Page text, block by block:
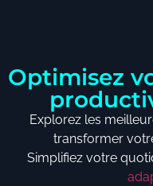
Optimisez
Explorez les
transformer
Simplifiez votre